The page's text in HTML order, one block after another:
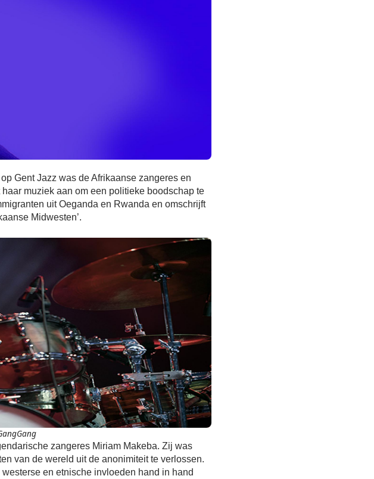
Gent Jazz was de Afrikaanse zangeres en
muziek aan om een politieke boodschap te
uit Oeganda en Rwanda en omschrijft
Midwesten’.
zangeres Miriam Makeba. Zij was
van de wereld uit de anonimiteit te verlossen.
en etnische invloeden hand in hand